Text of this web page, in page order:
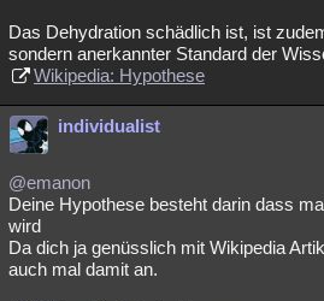
Das Dehydration schädlich ist, ist
sondern anerkannter Standard der
Wikipedia: Hypothese
individualist
@emanon
Deine Hypothese besteht darin dass
wird
Da dich ja genüsslich mit Wikipedia
auch mal damit an.